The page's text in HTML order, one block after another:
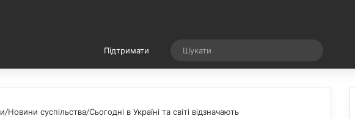
Підтримати Випадкова стаття
/Новини суспільства/Сьогодні в Україні та світі відзначають